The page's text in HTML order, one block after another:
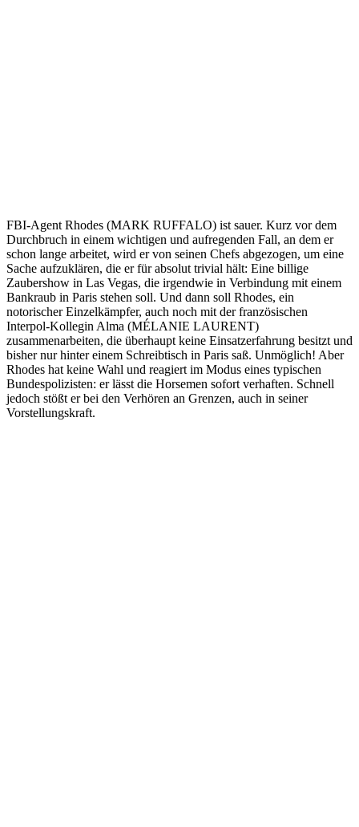
FBI-Agent Rhodes (MARK RUFFALO) ist sauer. Kurz vor dem
Durchbruch in einem wichtigen und aufregenden Fall, an dem er
schon lange arbeitet, wird er von seinen Chefs abgezogen, um eine
Sache aufzuklären, die er für absolut trivial hält: Eine billige
Zaubershow in Las Vegas, die irgendwie in Verbindung mit einem
Bankraub in Paris stehen soll. Und dann soll Rhodes, ein
notorischer Einzelkämpfer, auch noch mit der französischen
Interpol-Kollegin Alma (MÉLANIE LAURENT)
zusammenarbeiten, die überhaupt keine Einsatzerfahrung besitzt und
bisher nur hinter einem Schreibtisch in Paris saß. Unmöglich! Aber
Rhodes hat keine Wahl und reagiert im Modus eines typischen
Bundespolizisten: er lässt die Horsemen sofort verhaften. Schnell
jedoch stößt er bei den Verhören an Grenzen, auch in seiner
Vorstellungskraft.